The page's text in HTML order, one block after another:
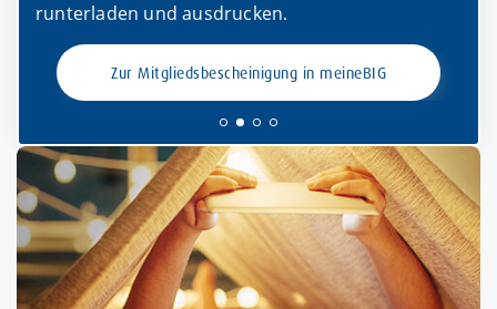
runterladen und ausdrucken.
Zur Mitgliedsbescheinigung in meineBIG